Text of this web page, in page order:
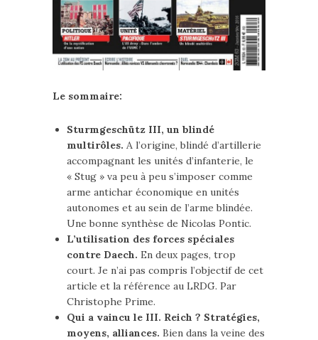
Le sommaire:
Sturmgeschütz III, un blindé
multirôles. A l’origine, blindé d’artillerie
accompagnant les unités d’infanterie, le
« Stug » va peu à peu s’imposer comme
arme antichar économique en unités
autonomes et au sein de l’arme blindée.
Une bonne synthèse de Nicolas Pontic.
L’utilisation des forces spéciales
contre Daech. En deux pages, trop
court. Je n’ai pas compris l’objectif de cet
article et la référence au LRDG. Par
Christophe Prime.
Qui a vaincu le III. Reich ? Stratégies,
moyens, alliances. Bien dans la veine des